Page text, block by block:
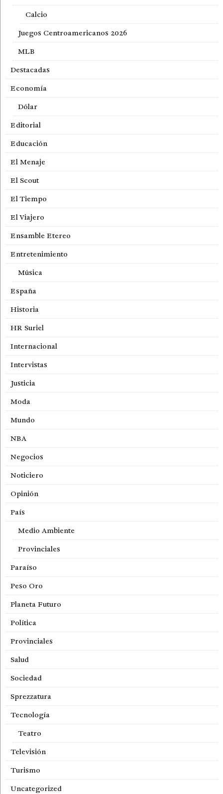
Calcio
Juegos Centroamericanos 2026
MLB
Destacadas
Economía
Dólar
Editorial
Educación
El Menaje
El Scout
El Tiempo
El Viajero
Ensamble Etereo
Entretenimiento
Música
España
Historia
HR Suriel
Internacional
Intervistas
Justicia
Moda
Mundo
NBA
Negocios
Noticiero
Opinión
País
Medio Ambiente
Provinciales
Paraíso
Peso Oro
Planeta Futuro
Política
Provinciales
Salud
Sociedad
Sprezzatura
Tecnología
Teatro
Televisión
Turismo
Uncategorized